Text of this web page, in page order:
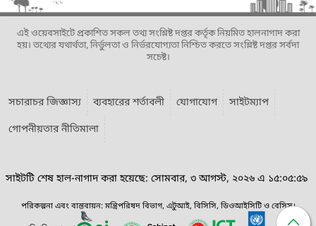
এই ওয়েবসাইটে প্রকাশিত সকল তথ্য সংশ্লিষ্ট দপ্তর কর্তৃক নিয়মিত হালনাগাদ করা
হয়। তথ্যের যথার্থতা, নির্ভুলতা ও নির্ভরযোগ্যতা নিশ্চিত করতে সংশ্লিষ্ট দপ্তর সর্বদা
সচেষ্ট।
সচারাচর জিজ্ঞাস্য ব্যবহারের শর্তাবলী যোগাযোগ
সাইটম্যাপ
গোপনীয়তার নীতিমালা
সাইটটি শেষ হাল-নাগাদ করা হয়েছে: সোমবার, ৩ আগস্ট, ২০২৬ এ ১৫:০৫:৫৯
পরিকল্পনা এবং বাস্তবায়ন: মন্ত্রিপরিষদ বিভাগ, এটুআই, বিসিসি, ডিওআইসিটি ও বেসিস।